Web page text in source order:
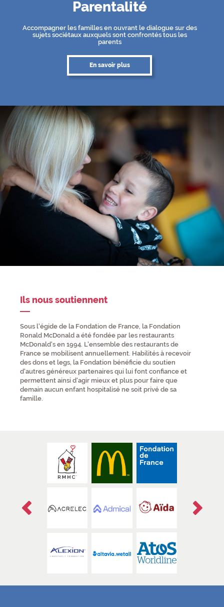
Parentalité
Accompagner les familles en ouvrant le dialogue sur des
sujets sociétaux auxquels sont confrontés tous les
parents
En savoir plus
Ils nous soutiennent
Sous l'égide de la Fondation de France, la Fondation
Ronald McDonald a été fondée par les restaurants
McDonald's en 1994. L'ensemble des restaurants de
France se mobilisent annuellement. Habilités à recevoir
des dons et legs, la Fondation bénéficie du soutien
d'autres généreux partenaires qui lui font confiance et
permettent ainsi d'agir mieux et plus pour faire que
demain aucun enfant hospitalisé ne soit privé de sa
famille.
Précédent Suivant